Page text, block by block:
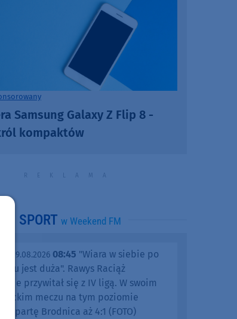
Samsung Galaxy Z Flip 8 -
kompaktów
SPORT w Weekend FM
09.08.2026 08:45 "Wiara w siebie po
jest duża". Rawys Raciąż
przywitał się z IV ligą. W swoim
meczu na tym poziomie
Spartę Brodnica aż 4:1 (FOTO)